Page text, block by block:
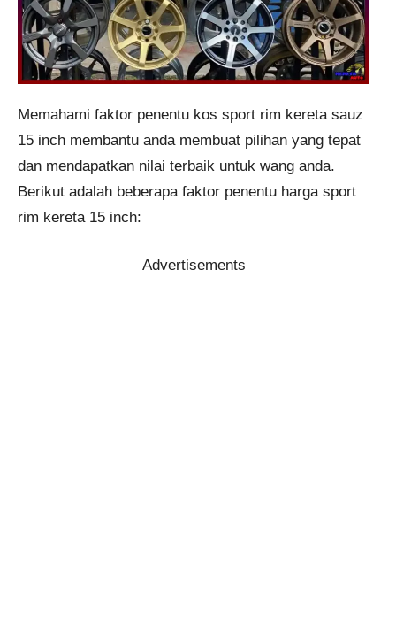
Memahami faktor penentu kos sport rim kereta sauz
15 inch membantu anda membuat pilihan yang tepat
dan mendapatkan nilai terbaik untuk wang anda.
Berikut adalah beberapa faktor penentu harga sport
rim kereta 15 inch:
Advertisements